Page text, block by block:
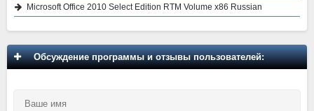
Microsoft Office 2010 Select Edition RTM Volume x86 Russian
Обсуждение программы и отзывы пользователей: